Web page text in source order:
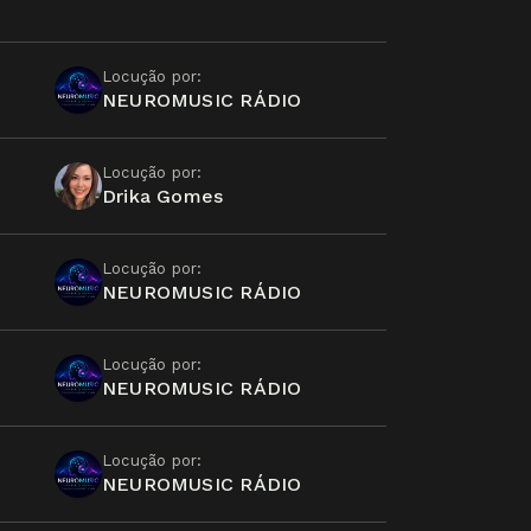
Locução por:
NEUROMUSIC RÁDIO
Locução por:
Drika Gomes
Locução por:
NEUROMUSIC RÁDIO
Locução por:
NEUROMUSIC RÁDIO
Locução por:
NEUROMUSIC RÁDIO